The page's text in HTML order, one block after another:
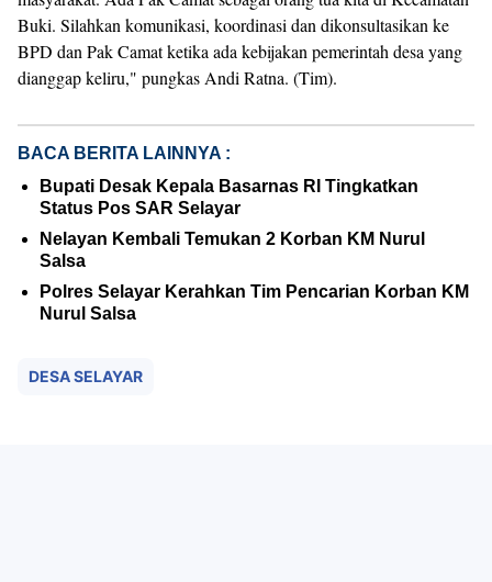
Buki. Silahkan komunikasi, koordinasi dan dikonsultasikan ke
BPD dan Pak Camat ketika ada kebijakan pemerintah desa yang
dianggap keliru," pungkas Andi Ratna. (Tim).
BACA BERITA LAINNYA :
Bupati Desak Kepala Basarnas RI Tingkatkan
Status Pos SAR Selayar
Nelayan Kembali Temukan 2 Korban KM Nurul
Salsa
Polres Selayar Kerahkan Tim Pencarian Korban KM
Nurul Salsa
DESA SELAYAR